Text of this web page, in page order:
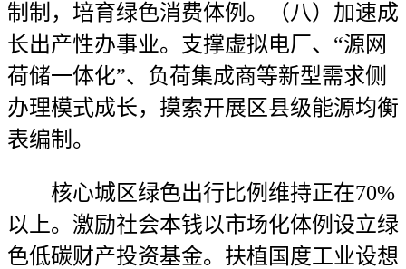
制制，培育绿色消费体例。（八）加速成
长出产性办事业。支撑虚拟电厂、“源网
荷储一体化”、负荷集成商等新型需求侧
办理模式成长，摸索开展区县级能源均衡
表编制。
核心城区绿色出行比例维持正在70%
以上。激励社会本钱以市场化体例设立绿
色低碳财产投资基金。扶植国度工业设想